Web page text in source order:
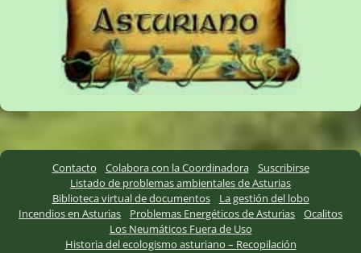
Contacto Colabora con la Coordinadora
Suscribirse
Listado de problemas ambientales de Asturias
Biblioteca virtual de documentos
La gestión del lobo
Incendios en Asturias
Problemas Energéticos de Asturias
Ocalitos
Los Neumáticos Fuera de Uso
Historia del ecologismo asturiano – Recopilación